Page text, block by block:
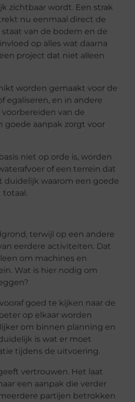
zichtbaar wordt. Een strak
nu eenmaal direct de
van de bodem en de
op alles wat daarna
project dat niet alleen
worden gemaakt voor de
egaliseren, en in andere
van de
goede aanpak zorgt voor
niet op orde is, worden
of een terrein dat
duidelijk waarom een goede
totaal.
terwijl op een andere
eerdere activiteiten. Dat
om machines en
Wat is hier nodig om
goed te kijken naar de
op elkaar worden
om binnen planning en
is wat er moet
tijdens de uitvoering.
vertrouwen. Het laat
een aanpak die verder
partijen betrokken